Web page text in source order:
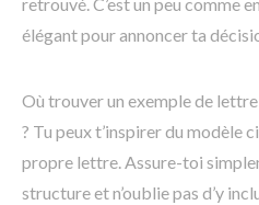
élégant pour annoncer ta
Où trouver un exemple de
? Tu peux t’inspirer du modèle
propre lettre. Assure-toi
structure et n’oublie pas d’y